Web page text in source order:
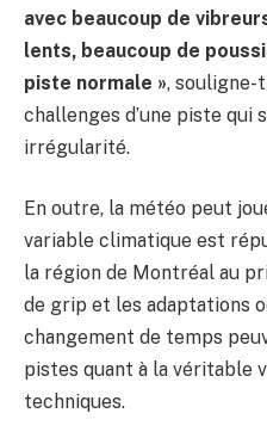
avec beaucoup de
lents, beaucoup de
piste normale », souligne-
challenges d’une piste qui
irrégularité.
En outre, la météo peut
variable climatique est
la région de Montréal au
de grip et les adaptations
changement de temps
pistes quant à la véritable
techniques.